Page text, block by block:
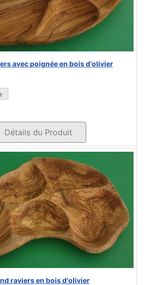
avec poignée en bois d'olivier
Détails du Produit
raviers en bois d'olivier